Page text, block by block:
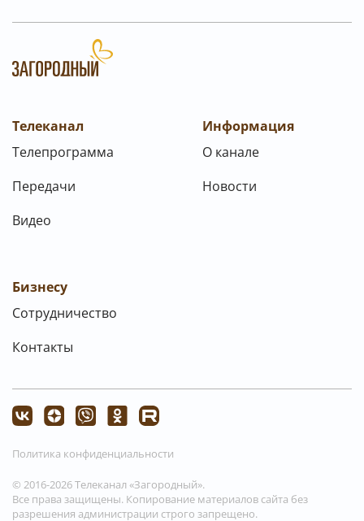
Телеканал
Телепрограмма
Передачи
Видео
Информация
О канале
Новости
Бизнесу
Сотрудничество
Контакты
© 2016-2026 Телеканал «Загородный».
Все права защищены. Копирование материалов сайта без
разрешения администрации строго запрещено.
Политика конфиденциальности